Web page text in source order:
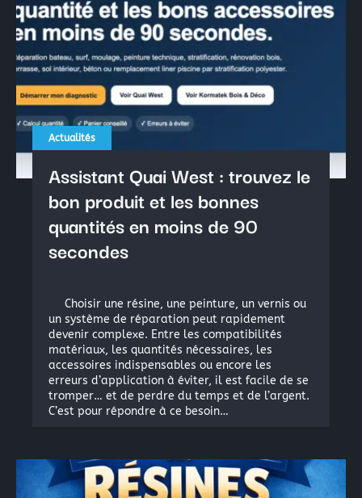
Actualités
Assistant Quai West : trouvez le
bon produit et les bonnes
quantités en moins de 90
secondes
Choisir une résine, une peinture, un vernis ou
un système de réparation peut rapidement
devenir complexe. Entre les compatibilités
matériaux, les quantités nécessaires, les
accessoires indispensables ou encore les
erreurs d’application à éviter, il est facile de se
tromper… et de perdre du temps et de l’argent.
C’est pour répondre à ce besoin…